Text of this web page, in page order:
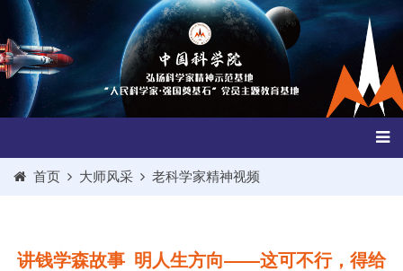
首页 大师风采 老科学家精神视频
讲钱学森故事 明人生方向——这可不行，得给